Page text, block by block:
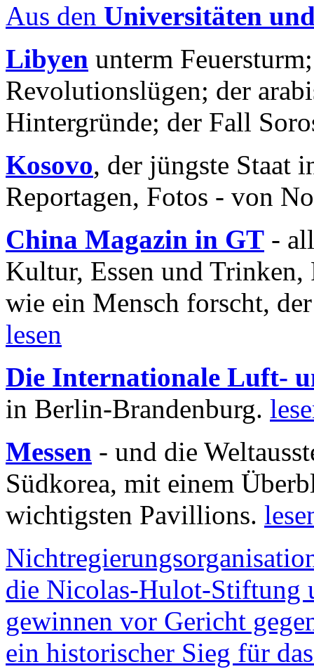
Aus den Universitäten
Libyen unterm
Revolutionslügen; der
Hintergründe; der Fall
Kosovo, der jüngste Staat
Reportagen, Fotos - von
China Magazin in GT -
Kultur, Essen und
wie ein Mensch forscht,
lesen
Die Internationale Luft-
in Berlin-Brandenburg.
Messen - und die
Südkorea, mit einem
wichtigsten Pavillions.
die Nicolas-Hulot-Stiftung
gewinnen vor Gericht
ein historischer Sieg für